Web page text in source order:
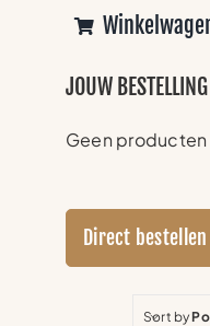
JOUW BESTELLING
Geen
Direct bestellen
Sort by